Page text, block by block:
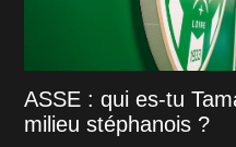
ASSE : qui es-tu
milieu stéphanois ?